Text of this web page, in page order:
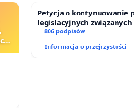
i
Petycja o kontynuowanie
legislacyjnych
prawa rodzinnego
806 podpisów
Informacja o przejrzystości